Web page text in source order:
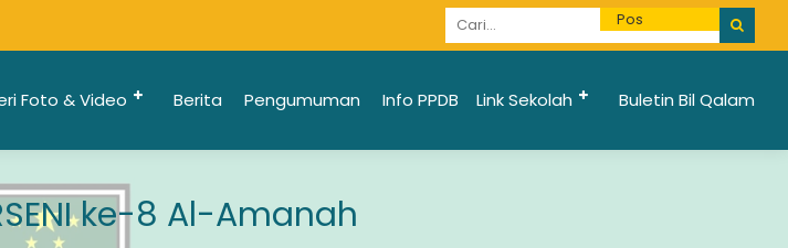
Informasi Penerimaan Santri Baru 2025/2026
Foto & Video Berita Pengumuman Info PPDB Link Sekolah Buletin Bil Qalam
ke-8 Al-Amanah